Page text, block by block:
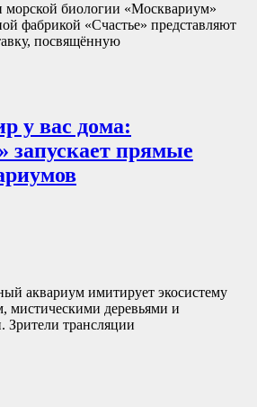
морской биологии «Москвариум»
фабрикой «Счастье» представляют
посвящённую
у вас дома:
запускает прямые
аквариум имитирует экосистему
мистическими деревьями и
трансляции